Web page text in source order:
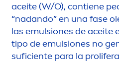
aceite (W/O), contiene
“nadando” en una fase
las emulsiones de aceite
tipo de emulsiones no
suficiente para la